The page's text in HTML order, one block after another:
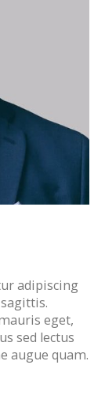
adipiscing
eget,
sed lectus
augue quam.